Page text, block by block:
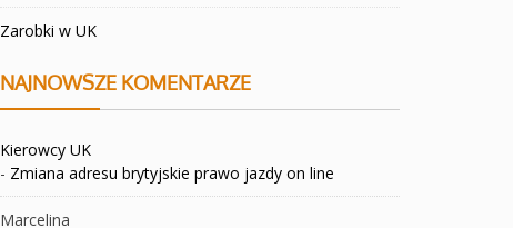
Zarobki w UK
NAJNOWSZE KOMENTARZE
Kierowcy UK
- Zmiana adresu brytyjskie prawo jazdy on line
Marcelina